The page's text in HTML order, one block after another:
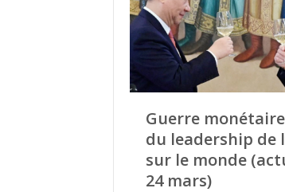
Guerre
du leadership de
sur le monde
24 mars)